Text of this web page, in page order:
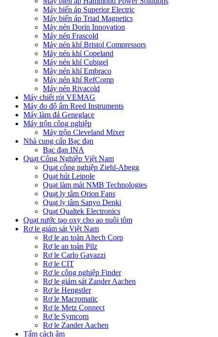
Máy biến áp Superior Electric
Máy biến áp Triad Magnetics
Máy nén Dorin Innovation
Máy nén Frascold
Máy nén khí Bristol Compressors
Máy nén khí Copeland
Máy nén khí Cubigel
Máy nén khí Embraco
Máy nén khí RefComp
Máy nén Rivacold
Máy chiết rót VEMAG
Máy đo độ ẩm Reed Instruments
Máy làm đá Geneglace
Máy trộn công nghiệp
Máy trộn Cleveland Mixer
Nhà cung cấp Bạc đạn
Bạc đạn INA
Quạt Công Nghiệp Việt Nam
Quạt công nghiệp Ziehl-Abegg
Quạt hút Leipole
Quạt làm mát NMB Technologies
Quạt ly tâm Orion Fans
Quạt ly tâm Sanyo Denki
Quạt Qualtek Electronics
Quạt nước tạo oxy cho ao nuôi tôm
Rơ le giám sát Việt Nam
Rơ le an toàn Altech Corp
Rơ le an toàn Pilz
Rơ le Carlo Gavazzi
Rơ le CIT
Rơ le công nghiệp Finder
Rơ le giám sát Zander Aachen
Rơ le Hengstler
Rơ le Macromatic
Rơ le Metz Connect
Rơ le Symcom
Rơ le Zander Aachen
Tấm cách âm